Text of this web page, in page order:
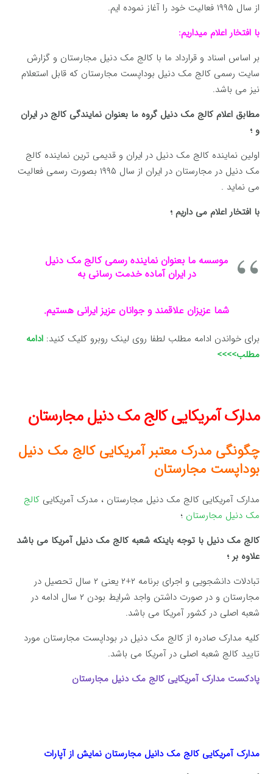
از سال ۱۹۹۵ فعالیت خود را آغاز نموده ایم.
با افتخار اعلام میداریم:
بر اساس اسناد و قرارداد ما با کالج مک دنیل مجارستان و گزارش
سایت رسمی کالج مک دنیل بوداپست مجارستان که قابل استعلام
نیز می باشد.
مطابق اعلام کالج مک دنیل گروه ما بعنوان نمایندگی کالج در ایران
و ؛
اولین نماینده کالج مک دنیل در ایران و قدیمی ترین نماینده کالج
مک دنیل در مجارستان در ایران از سال ۱۹۹۵ بصورت رسمی فعالیت
می نماید .
با افتخار اعلام می داریم ؛
موسسه ما بعنوان نماینده رسمی کالج مک دنیل
در ایران آماده خدمت رسانی به
شما عزیزان علاقمند و جوانان عزیز ایرانی هستیم.
برای خواندن ادامه مطلب لطفا روی لینک روبرو کلیک کنید:ادامه
مطلب>>>>
مدارک آمریکایی کالج مک دنیلمجارستان
چگونگی مدرک معتبر آمریکایی کالج مک دنیل
بوداپست مجارستان
مدارک آمریکایی کالج مک دنیل مجارستان ، مدرک آمریکاییکالج
مک دنیل مجارستان ؛
کالج مک دنیل با توجه باینکه شعبه کالج مک دنیل آمریکا می باشد
علاوه بر ؛
تبادلات دانشجویی و اجرای برنامه ۲+۲ یعنی ۲ سال تحصیل در
مجارستان و در صورت داشتن واجد شرایط بودن ۲ سال ادامه در
شعبه اصلی در کشور آمریکا می باشد.
کلیه مدارک صادره از کالج مک دنیل در بوداپست مجارستان مورد
تایید کالج شعبه اصلی در آمریکا می باشد.
پادکست مدارک آمریکایی کالج مک دنیل مجارستان
مدارک آمریکایی کالج مک دانیل مجارستان نمایش از آپارات